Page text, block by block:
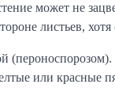
может не
листьев,
или красные